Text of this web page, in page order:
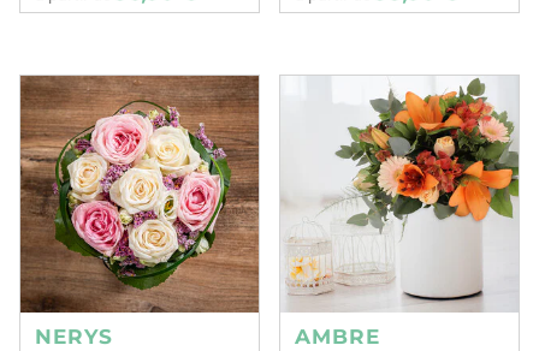
NERYS AMBRE